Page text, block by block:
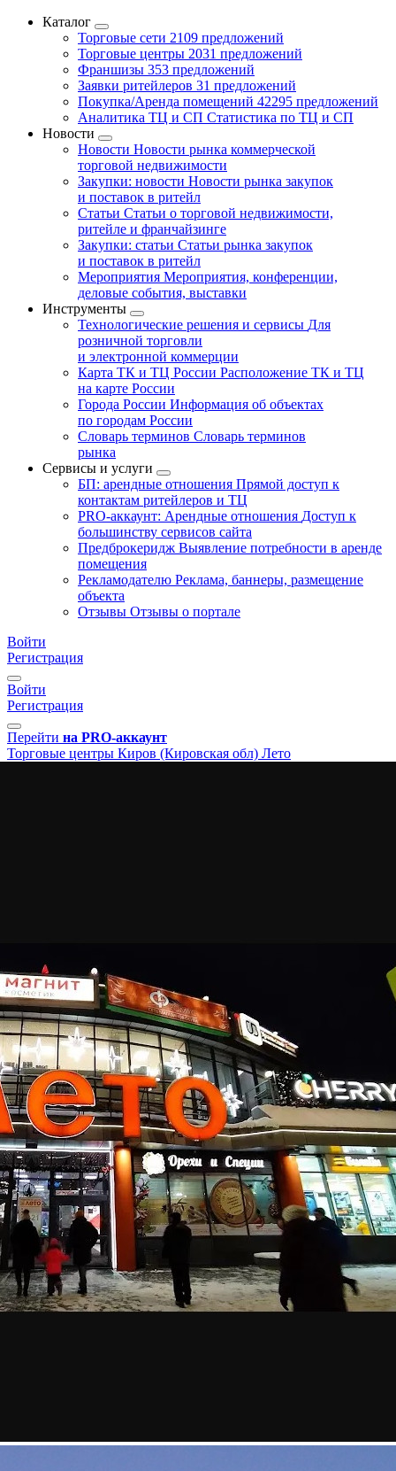
Каталог
Торговые сети 2109 предложений
Торговые центры 2031 предложений
Франшизы 353 предложений
Заявки ритейлеров 31 предложений
Покупка/Аренда помещений 42295 предложений
Аналитика ТЦ и СП Статистика по ТЦ и СП
Новости
Новости Новости рынка коммерческой
торговой недвижимости
Закупки: новости Новости рынка закупок
и поставок в ритейл
Статьи Статьи о торговой недвижимости,
ритейле и франчайзинге
Закупки: статьи Статьи рынка закупок
и поставок в ритейл
Мероприятия Мероприятия, конференции,
деловые события, выставки
Инструменты
Технологические решения и сервисы Для
розничной торговли
и электронной коммерции
Карта ТК и ТЦ России Расположение ТК и ТЦ
на карте России
Города России Информация об объектах
по городам России
Словарь терминов Словарь терминов
рынка
Сервисы и услуги
БП: арендные отношения Прямой доступ к
контактам ритейлеров и ТЦ
PRO-аккаунт: Арендные отношения Доступ к
большинству сервисов сайта
Предброкеридж Выявление потребности в аренде
помещения
Рекламодателю Реклама, баннеры, размещение
объекта
Отзывы Отзывы о портале
Войти
Регистрация
Войти
Регистрация
Перейти на PRO-аккаунт
Торговые центры Киров (Кировская обл) Лето